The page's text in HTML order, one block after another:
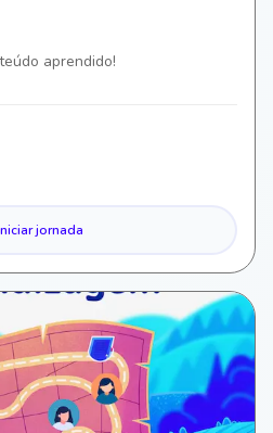
aprendido!
jornada